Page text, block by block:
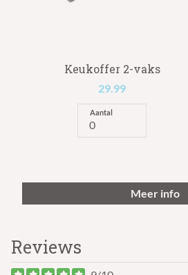
Keukoffer 2-vaks
29.99
Aantal
Meer info
Reviews